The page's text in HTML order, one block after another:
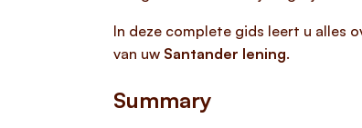
In deze complete gids leert u alles
van uw Santander lening.
Summary